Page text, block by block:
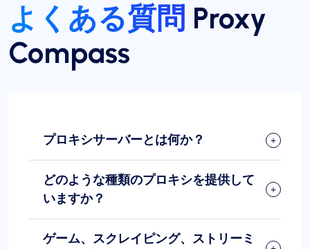
よくある質問 Proxy
Compass
プロキシサーバーとは何か？
どのような種類のプロキシを提供して
いますか？
ゲーム、スクレイピング、ストリーミ